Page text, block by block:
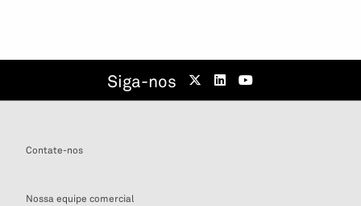
Siga-nos
Contate-nos
Nossa equipe comercial